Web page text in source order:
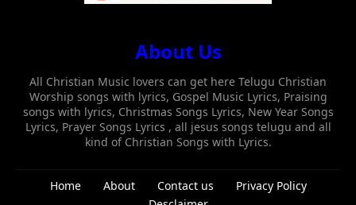
About Us
All Christian Music lovers can get here Telugu Christian
Worship songs with lyrics, Gospel Music Lyrics, Praising
songs with lyrics, Christmas Songs Lyrics, New Year Songs
Lyrics, Prayer Songs Lyrics , all jesus songs telugu and all
kind of Christian Songs with Lyrics.
Home About Contact us
Privacy Policy